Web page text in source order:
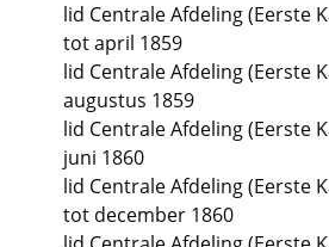
lid Centrale Afdeling (Eerste
tot april 1859
lid Centrale Afdeling (Eerste
augustus 1859
lid Centrale Afdeling (Eerste
juni 1860
lid Centrale Afdeling (Eerste
tot december 1860